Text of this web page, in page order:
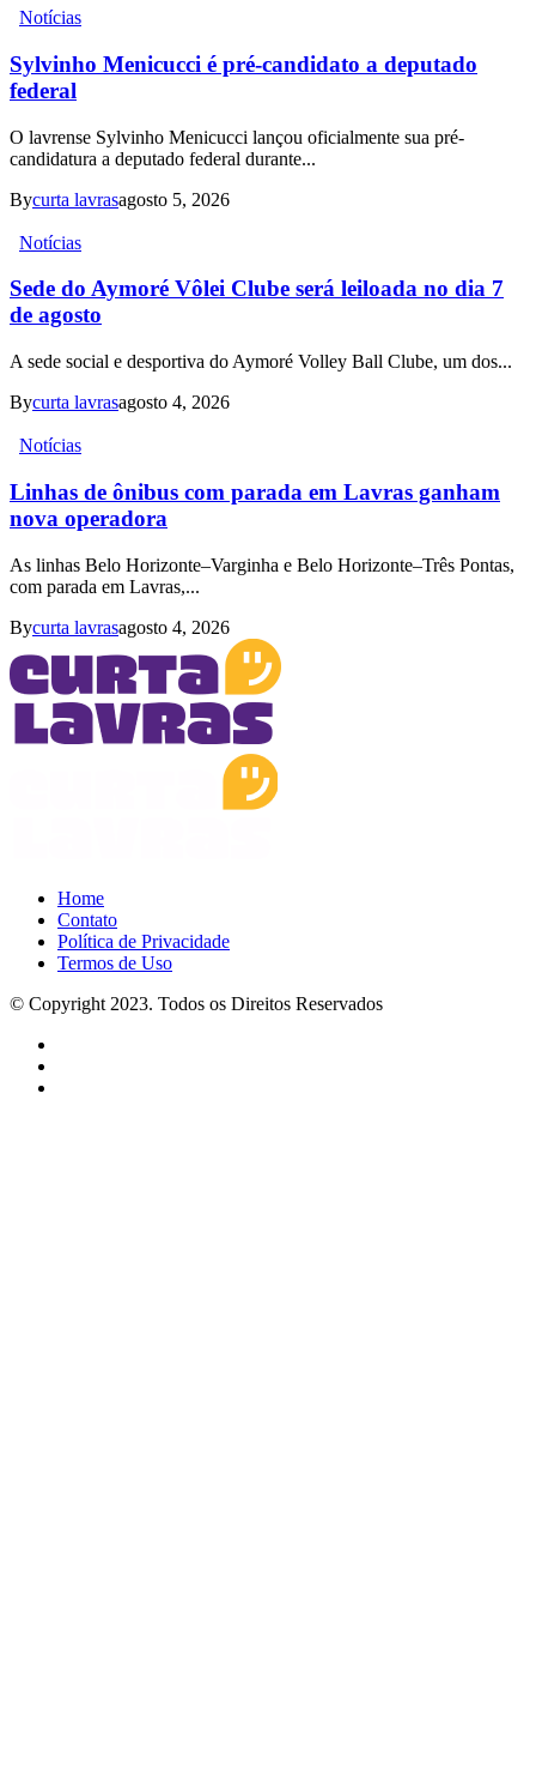
Notícias
Sylvinho Menicucci é pré-candidato a deputado
federal
O lavrense Sylvinho Menicucci lançou oficialmente sua pré-
candidatura a deputado federal durante...
Bycurta lavrasagosto 5, 2026
Notícias
Sede do Aymoré Vôlei Clube será leiloada no dia 7
de agosto
A sede social e desportiva do Aymoré Volley Ball Clube, um dos...
Bycurta lavrasagosto 4, 2026
Notícias
Linhas de ônibus com parada em Lavras ganham
nova operadora
As linhas Belo Horizonte–Varginha e Belo Horizonte–Três Pontas,
com parada em Lavras,...
Bycurta lavrasagosto 4, 2026
Home
Contato
Política de Privacidade
Termos de Uso
© Copyright 2023. Todos os Direitos Reservados